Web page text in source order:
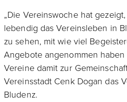
„Die Vereinswoche hat
lebendig das Vereinsleben in
zu sehen, mit wie viel
Angebote angenommen
Vereine damit zur
Vereinsstadt Cenk Dogan das
Bludenz.